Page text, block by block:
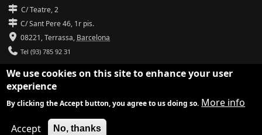
C/ Teatre, 2
C/ Sant Pere 46, 1r pis.
08221,Terrassa, Barcelona
Tel (93) 785 92 31
info@amicsdelesarts-jjmm.cat
www.amicsdelesarts-jjmm.cat
Adaptació de
We use cookies on this site to enhance your user
experience
By clicking the Accept button, you agree to us doing so. More info
Accept No, thanks